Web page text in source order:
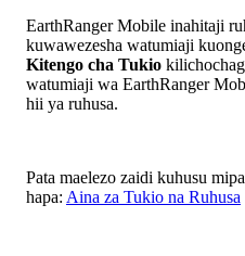
EarthRanger Mobile inahitaji
kuwawezesha watumiaji
Kitengo cha Tukio
watumiaji wa EarthRanger
hii ya ruhusa.
Pata maelezo zaidi kuhusu
hapa: Aina za Tukio na Ruhusa